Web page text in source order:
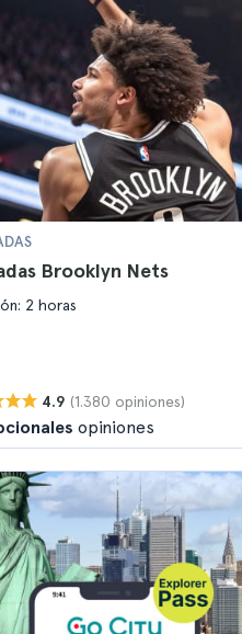
Brooklyn Nets
2 horas
4.9 (1.380 opiniones)
opiniones